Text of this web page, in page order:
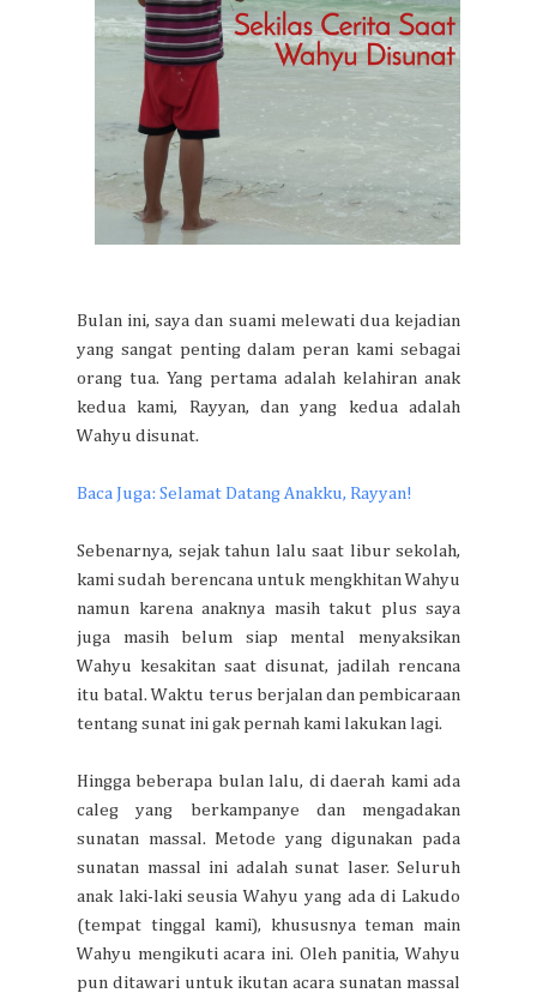
Bulan ini, saya dan suami melewati dua kejadian
yang sangat penting dalam peran kami sebagai
orang tua. Yang pertama adalah kelahiran anak
kedua kami, Rayyan, dan yang kedua adalah
Wahyu disunat.
Baca Juga: Selamat Datang Anakku, Rayyan!
Sebenarnya, sejak tahun lalu saat libur sekolah,
kami sudah berencana untuk mengkhitan Wahyu
namun karena anaknya masih takut plus saya
juga masih belum siap mental menyaksikan
Wahyu kesakitan saat disunat, jadilah rencana
itu batal. Waktu terus berjalan dan pembicaraan
tentang sunat ini gak pernah kami lakukan lagi.
Hingga beberapa bulan lalu, di daerah kami ada
caleg yang berkampanye dan mengadakan
sunatan massal. Metode yang digunakan pada
sunatan massal ini adalah sunat laser. Seluruh
anak laki-laki seusia Wahyu yang ada di Lakudo
(tempat tinggal kami), khususnya teman main
Wahyu mengikuti acara ini. Oleh panitia, Wahyu
pun ditawari untuk ikutan acara sunatan massal